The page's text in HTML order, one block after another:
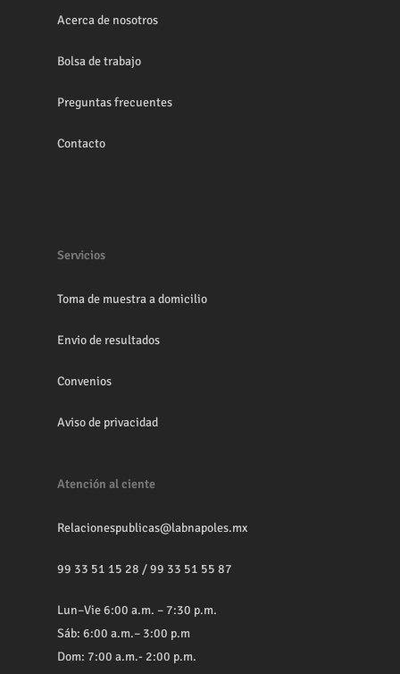
Acerca de nosotros
Bolsa de trabajo
Preguntas frecuentes
Contacto
Servicios
Toma de muestra a domicilio
Envio de resultados
Convenios
Aviso de privacidad
Atención al ciente
Relacionespublicas@labnapoles.mx
99 33 51 15 28 /99 33 51 55 87
Lun–Vie 6:00 a.m. – 7:30 p.m.
Sáb: 6:00 a.m.– 3:00 p.m
Dom: 7:00 a.m.- 2:00 p.m.